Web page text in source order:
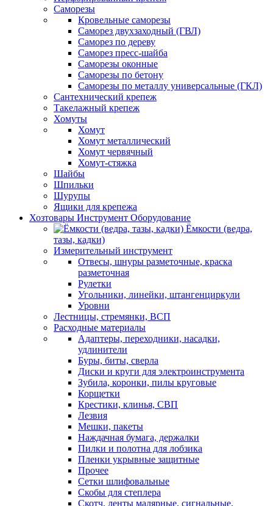
Саморезы
Кровельные саморезы
Саморез двухзаходный (ГВЛ)
Саморез по дереву
Саморез пресс-шайба
Саморезы оконные
Саморезы по бетону
Саморезы по металлу универсальные (ГКЛ)
Сантехнический крепеж
Такелажный крепеж
Хомуты
Хомут
Хомут металлический
Хомут червячный
Хомут-стяжка
Шайбы
Шпильки
Шурупы
Ящики для крепежа
Хозтовары Инструмент Оборудование
Ёмкости (ведра,
тазы, кадки)
Измерительный инструмент
Отвесы, шнуры разметочные, краска
разметочная
Рулетки
Угольники, линейки, штангенциркули
Уровни
Лестницы, стремянки, ВСП
Расходные материалы
Адаптеры, переходники, насадки,
удлинители
Буры, биты, сверла
Диски и круги для электроинструмента
Зубила, коронки, пилы круговые
Корщетки
Крестики, клинья, СВП
Лезвия
Мешки, пакеты
Наждачная бумага, держалки
Пилки и полотна для лобзика
Пленки укрывные защитные
Прочее
Сетки шлифовальные
Скобы для степлера
Скотч, ленты малярные, сигнальные,